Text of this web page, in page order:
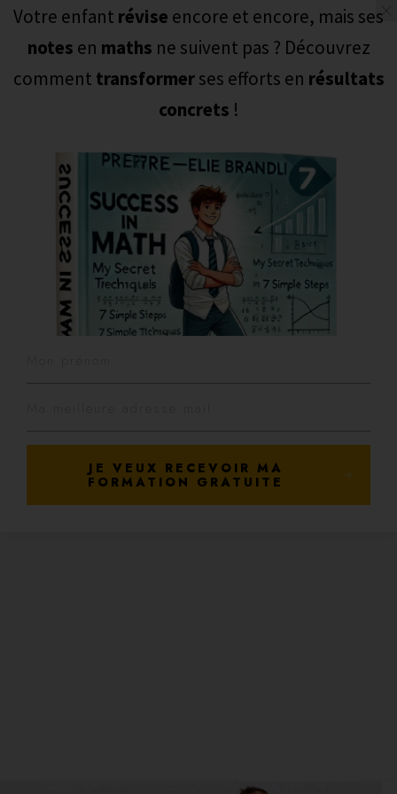
LES MATHS ET MOI
Votre enfant révise encore et encore, mais ses
notes en maths ne suivent pas ? Découvrez
comment transformerses efforts en résultats
concrets !
JE VEUX RECEVOIR MA
FORMATION GRATUITE